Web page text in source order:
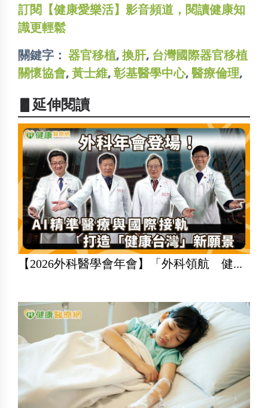
訂閱【健康愛樂活】影音頻道，閱讀健康知
識更輕鬆
關鍵字： 器官移植, 換肝, 台灣國際器官移植
關懷協會, 黃士維, 彰基醫學中心, 醫療倫理,
▋延伸閱讀
【2026外科醫學會年會】「外科領航 健...